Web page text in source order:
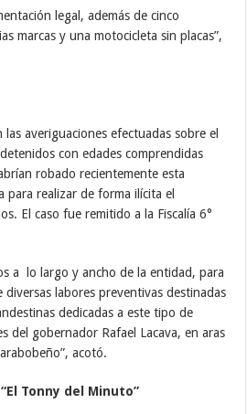
legal, además de cinco
marcas y una motocicleta sin placas”,
averiguaciones efectuadas sobre el
con edades comprendidas
robado recientemente esta
para realizar de forma ilícita el
El caso fue remitido a la Fiscalía 6°
a lo largo y ancho de la entidad, para
labores preventivas destinadas
dedicadas a este tipo de
del gobernador Rafael Lacava, en aras
acotó.
Tonny del Minuto”